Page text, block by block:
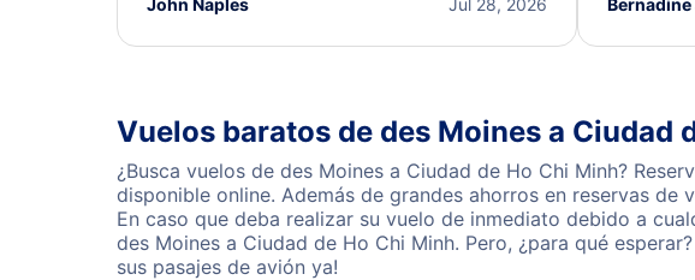
Jul 28, 2026
John Naples
Vuelos baratos de des Moines a Ciudad
¿Busca vuelos de des Moines a Ciudad de Ho Chi Minh?
disponible online. Además de grandes ahorros en reservas
En caso que deba realizar su vuelo de inmediato debido a
des Moines a Ciudad de Ho Chi Minh. Pero, ¿para qué
sus pasajes de avión ya!